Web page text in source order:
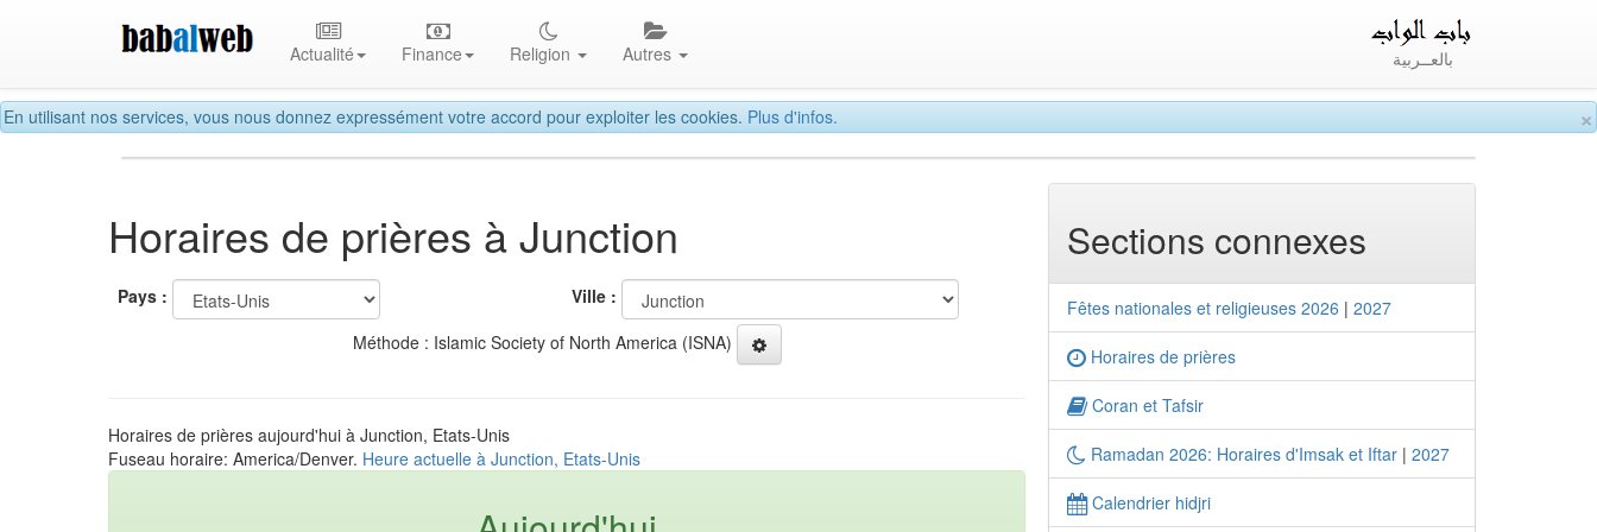
×
En utilisant nos services, vous nous donnez expressément votre accord pour exploiter les cookies. Plus d'infos.
Actualité Finance Religion Autres بالعــربية
Horaires de prières à Junction
Pays :
Ville :
Méthode : Islamic Society of North America (ISNA)
Horaires de prières aujourd'hui à Junction, Etats-Unis
Fuseau horaire: America/Denver. Heure actuelle à Junction, Etats-Unis
Sections connexes
Fêtes nationales et religieuses 2026 | 2027
Horaires de prières
Coran et Tafsir
Ramadan 2026: Horaires d'Imsak et Iftar | 2027
Calendrier hidjri